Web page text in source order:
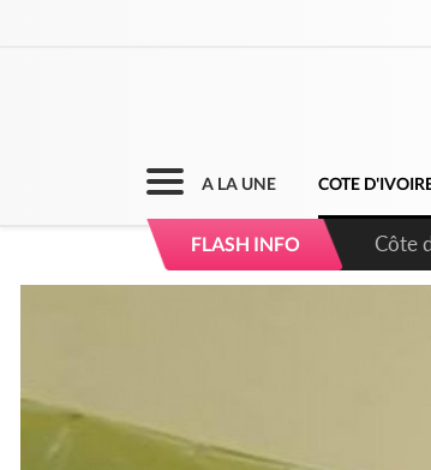
A LA UNE COTE
FLASH INFO
Côte